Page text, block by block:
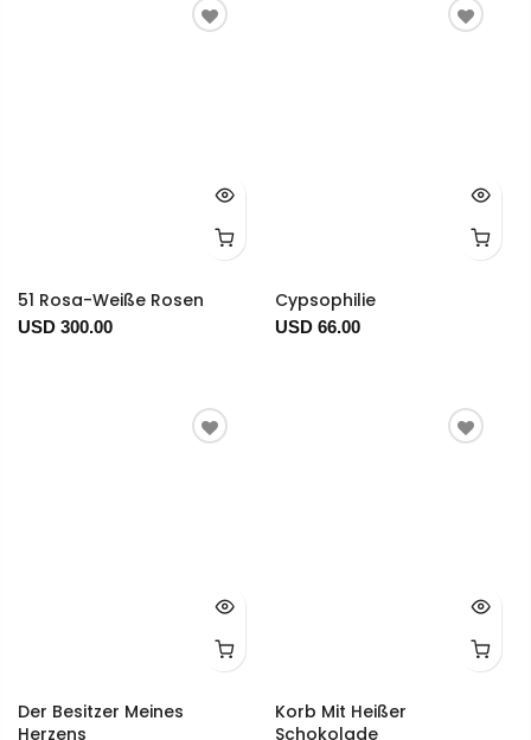
51 Rosa-Weiße Rosen
USD 300.00
Cypsophilie
USD 66.00
Der Besitzer Meines
Herzens
Korb Mit Heißer
Schokolade